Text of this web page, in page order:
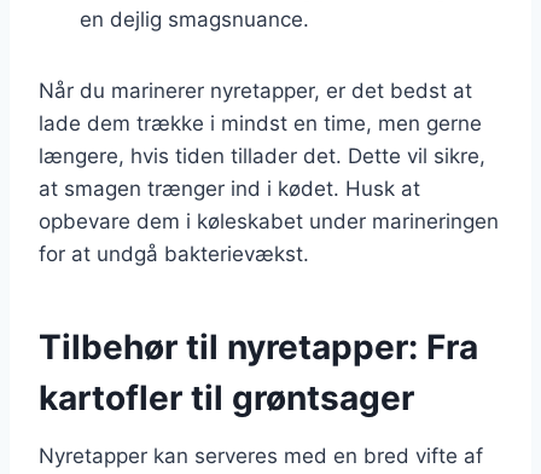
en dejlig smagsnuance.
Når du marinerer nyretapper, er det bedst at
lade dem trække i mindst en time, men gerne
længere, hvis tiden tillader det. Dette vil sikre,
at smagen trænger ind i kødet. Husk at
opbevare dem i køleskabet under marineringen
for at undgå bakterievækst.
Tilbehør til nyretapper: Fra
kartofler til grøntsager
Nyretapper kan serveres med en bred vifte af